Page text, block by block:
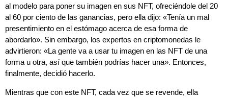
al modelo para poner su imagen en sus NFT, ofreciéndole del 20
al 60 por ciento de las ganancias, pero ella dijo: «Tenía un mal
presentimiento en el estómago acerca de esa forma de
abordarlo». Sin embargo, los expertos en criptomonedas le
advirtieron: «La gente va a usar tu imagen en las NFT de una
forma u otra, así que también podrías hacer una». Entonces,
finalmente, decidió hacerlo.
Mientras que con este NFT, cada vez que se revende, ella